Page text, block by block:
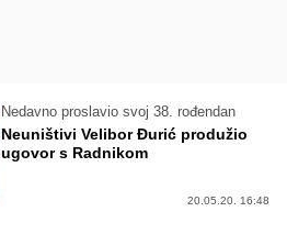
Nedavno proslavio svoj 38. rođendan
Neuništivi Velibor Đurić produžio
ugovor s Radnikom
20.05.20. 16:48